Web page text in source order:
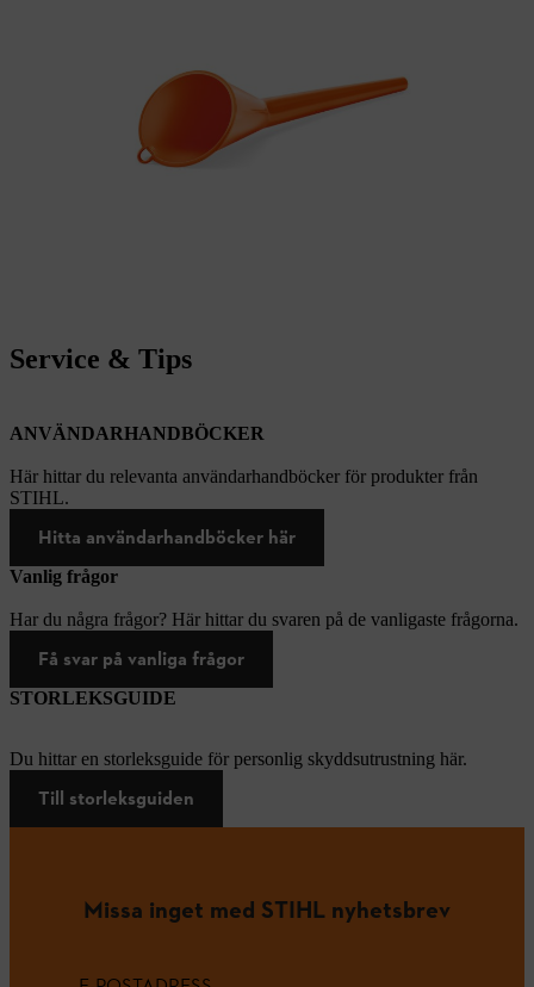
Service & Tips
ANVÄNDARHANDBÖCKER
Här hittar du relevanta användarhandböcker för produkter från
STIHL.
Hitta användarhandböcker här
Vanlig frågor
Har du några frågor? Här hittar du svaren på de vanligaste frågorna.
Få svar på vanliga frågor
STORLEKSGUIDE
Du hittar en storleksguide för personlig skyddsutrustning här.
Till storleksguiden
Missa inget med STIHL nyhetsbrev